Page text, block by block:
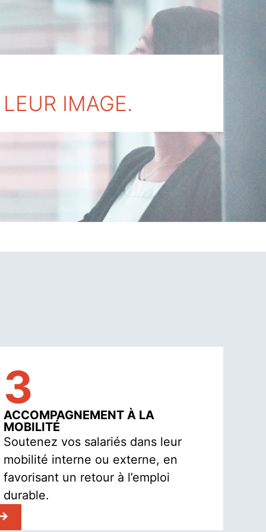
IMAGE.
3
ACCOMPAGNEMENT À LA
MOBILITÉ
Soutenez vos salariés dans leur
mobilité interne ou externe, en
favorisant un retour à l’emploi
durable.